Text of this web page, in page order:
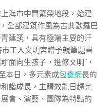
海市中間繁榮地段，始建
全部建筑作風為古典歐羅巴
建筑，具有極端主要的汗
工人文明宮贈予親筆題書
“面向生孩子，進修文明”，
本日，多元素成包養網長的
諧成長，主體效能日趨完
會、演藝、團隊為特點的